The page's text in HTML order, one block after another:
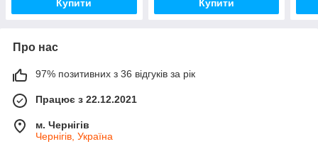
Купити Купити
Про нас
97% позитивних з 36 відгуків за рік
Працює з 22.12.2021
м. Чернігів
Чернігів, Україна